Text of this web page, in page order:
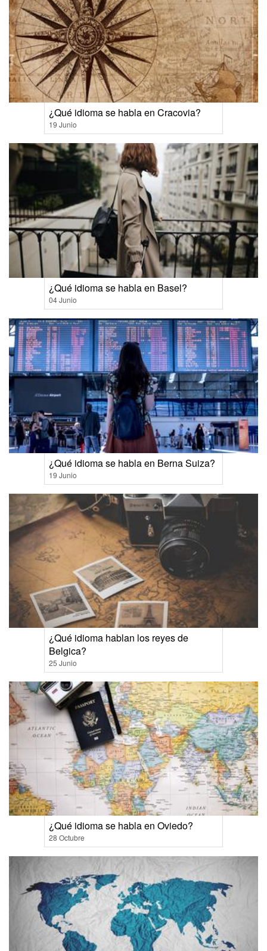
¿Qué idioma se habla en Cracovia?
19 Junio
¿Qué idioma se habla en Basel?
04 Junio
¿Qué idioma se habla en Berna Suiza?
19 Junio
¿Qué idioma hablan los reyes de
Belgica?
25 Junio
¿Qué idioma se habla en Oviedo?
28 Octubre